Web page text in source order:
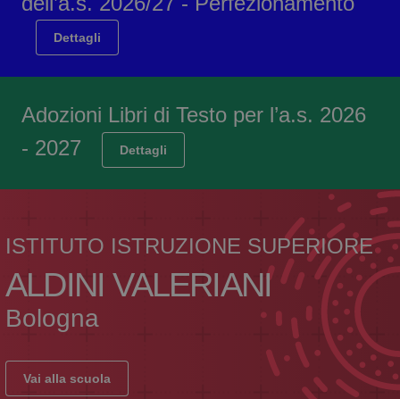
Dettagli
Adozioni Libri di Testo per l’a.s. 2026
- 2027
Dettagli
ISTITUTO ISTRUZIONE SUPERIORE
ALDINI VALERIANI
Bologna
Vai alla scuola